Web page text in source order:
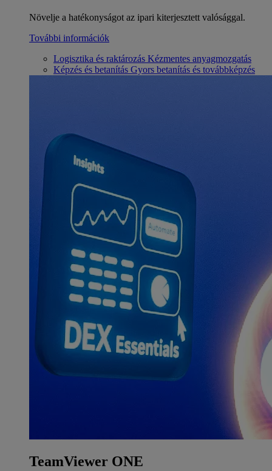
Növelje a hatékonyságot az ipari kiterjesztett valósággal.
További információk
Logisztika és raktározás Kézmentes anyagmozgatás
Képzés és betanítás Gyors betanítás és továbbképzés
TeamViewer ONE